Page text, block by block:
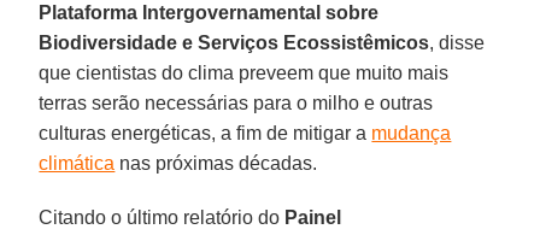
Plataforma Intergovernamental sobre
Biodiversidade e Serviços Ecossistêmicos, disse
que cientistas do clima preveem que muito mais
terras serão necessárias para o milho e outras
culturas energéticas, a fim de mitigar a mudança
climática nas próximas décadas.
Citando o último relatório do Painel